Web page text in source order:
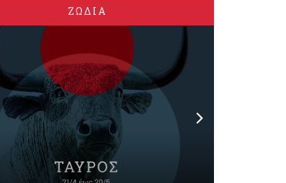
ΖΩΔΙΑ